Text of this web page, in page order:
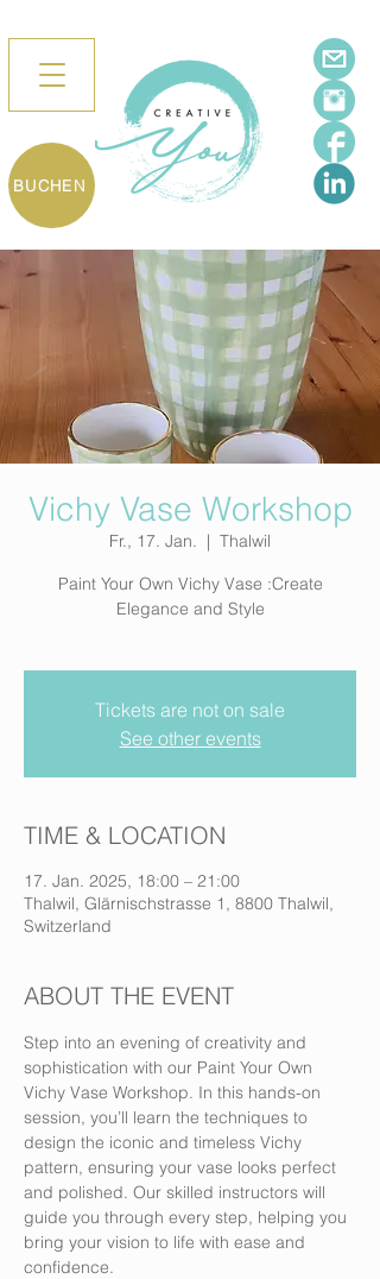
BUCHEN
Vichy Vase Workshop
Fr., 17. Jan.
  |
Thalwil
Paint Your Own Vichy Vase :Create
Elegance and Style
Tickets are not on sale
See other events
TIME & LOCATION
17. Jan. 2025, 18:00 – 21:00
Thalwil, Glärnischstrasse 1, 8800 Thalwil,
Switzerland
ABOUT THE EVENT
Step into an evening of creativity and
sophistication with our Paint Your Own
Vichy Vase Workshop. In this hands-on
session, you’ll learn the techniques to
design the iconic and timeless Vichy
pattern, ensuring your vase looks perfect
and polished. Our skilled instructors will
guide you through every step, helping you
bring your vision to life with ease and
confidence.